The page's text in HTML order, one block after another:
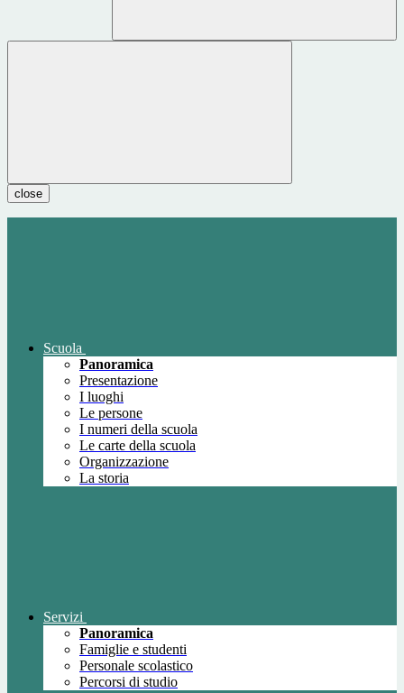
close
Scuola
Panoramica
Presentazione
I luoghi
Le persone
I numeri della scuola
Le carte della scuola
Organizzazione
La storia
Servizi
Panoramica
Famiglie e studenti
Personale scolastico
Percorsi di studio